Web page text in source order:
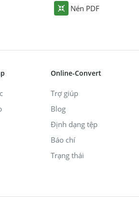
Nén PDF
Online-Convert
Trợ giúp
Blog
Định dạng tệp
Báo chí
Trạng thái